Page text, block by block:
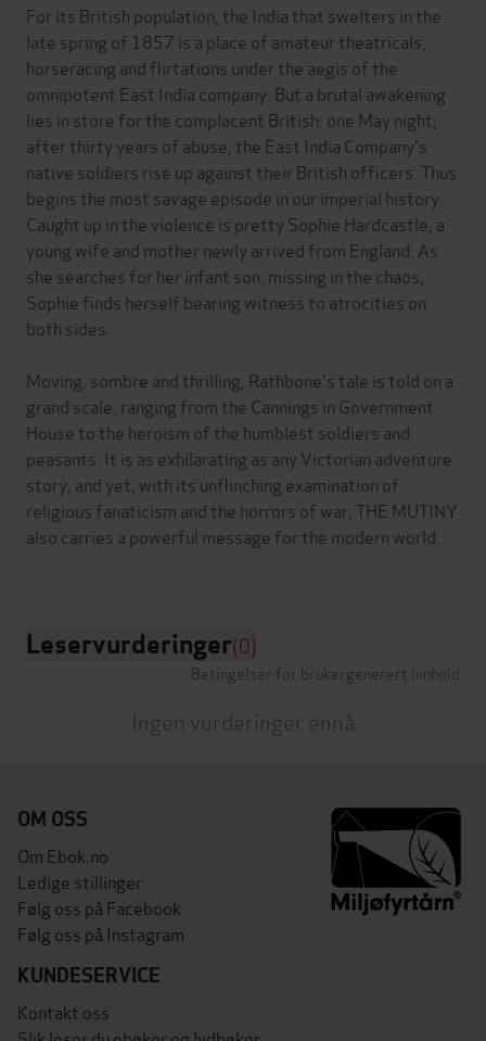
For its British population, the India that swelters in the
late spring of 1857 is a place of amateur theatricals,
horseracing and flirtations under the aegis of the
omnipotent East India company. But a brutal awakening
lies in store for the complacent British: one May night,
after thirty years of abuse, the East India Company's
native soldiers rise up against their British officers. Thus
begins the most savage episode in our imperial history.
Caught up in the violence is pretty Sophie Hardcastle, a
young wife and mother newly arrived from England. As
she searches for her infant son, missing in the chaos,
Sophie finds herself bearing witness to atrocities on
both sides.
Moving, sombre and thrilling, Rathbone's tale is told on a
grand scale, ranging from the Cannings in Government
House to the heroism of the humblest soldiers and
peasants. It is as exhilarating as any Victorian adventure
story, and yet, with its unflinching examination of
religious fanaticism and the horrors of war, THE MUTINY
also carries a powerful message for the modern world.
Leservurderinger(0)
Betingelser for brukergenerert innhold
Ingen vurderinger ennå
OM OSS
Om Ebok.no
Ledige stillinger
Følg oss på Facebook
Følg oss på Instagram
KUNDESERVICE
Kontakt oss